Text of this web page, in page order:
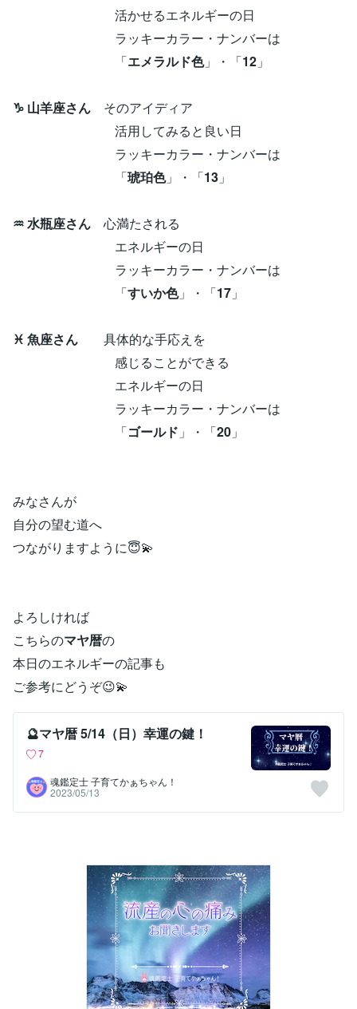
活かせるエネルギーの日
ラッキーカラー・ナンバーは
「エメラルド色」・「12 」
♑ 山羊座さん そのアイディア
活用してみると良い日
ラッキーカラー・ナンバーは
「琥珀色」・「13 」
♒ 水瓶座さん 心満たされる
エネルギーの日
ラッキーカラー・ナンバーは
「すいか色」・「17 」
♓ 魚座さん 具体的な手応えを
感じることができる
エネルギーの日
ラッキーカラー・ナンバーは
「ゴールド 」・「20 」
みなさんが
自分の望む道へ
つながりますように😇💫
よろしければ
こちらのマヤ暦の
本日のエネルギーの記事も
ご参考にどうぞ😉💫
🔮マヤ暦 5/14（日）幸運の鍵！
7
魂鑑定士 子育てかぁちゃん！
2023/05/13